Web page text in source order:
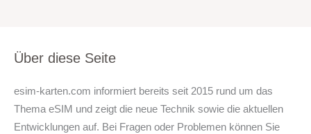
Über diese Seite
esim-karten.com informiert bereits seit 2015 rund um das
Thema eSIM und zeigt die neue Technik sowie die aktuellen
Entwicklungen auf. Bei Fragen oder Problemen können Sie